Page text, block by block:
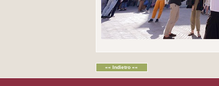
«« Indietro ««